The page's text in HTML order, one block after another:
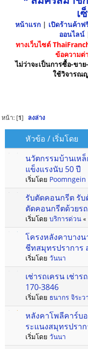
เ
หน้าแรก | เปิดร้านค้าฟ
ออนไลน์
ทางเว็บไซต์
ข้อความต่
ไม่ว่าจะเป็นการซื้อ-ขา
ใช้วิจารณ
หน้า: [1] ลงล่าง
หัวข้อ / เริ่มโดย
นวัตกรรมบ้านเหล็
แข็งแรงนับ 50 ปี
เริ่มโดย Poomngein
รับตัดคอนกรีต รับ
ตัดคอนกรีตด้วยรถ
เริ่มโดย บริการด่วน «
โครงหลังคาบางน
ชีทสมุทรปราการ
เริ่มโดย วันนา
เช่ารถเครน เช่า
170-3846
เริ่มโดย ธนากร จิระ
หลังคาโพลีคาร์บ
ระแนงสมุทรปรา
เริ่มโดย วันนา